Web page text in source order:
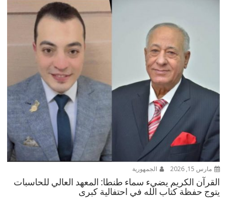
مارس 15, 2026 الجمهورية
القرآن الكريم يضيء سماء طنطا: المعهد العالي للحاسبات
يتوج حفظة كتاب الله في احتفالية كبرى